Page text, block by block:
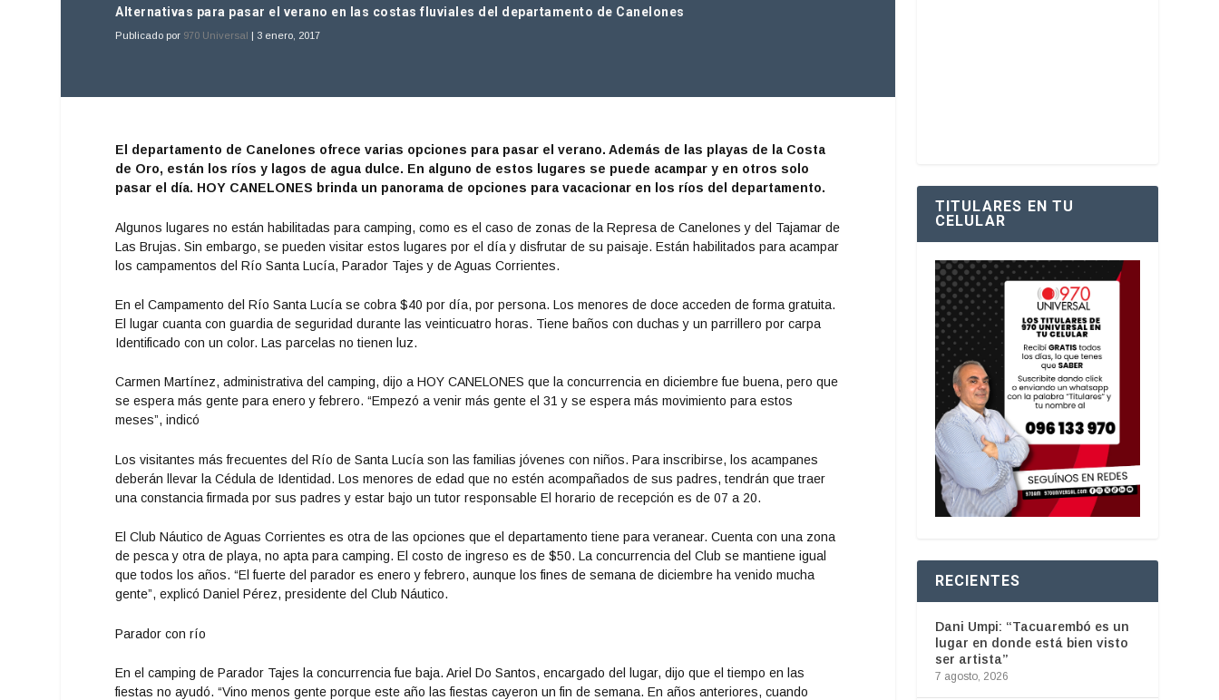
Alternativas para pasar el verano en las costas fluviales del departamento de Canelones
Publicado por 970 Universal | 3 enero, 2017
El departamento de Canelones ofrece varias opciones para pasar el verano. Además de las playas de la Costa
de Oro, están los ríos y lagos de agua dulce. En alguno de estos lugares se puede acampar y en otros solo
pasar el día. HOY CANELONES brinda un panorama de opciones para vacacionar en los ríos del departamento.
Algunos lugares no están habilitadas para camping, como es el caso de zonas de la Represa de Canelones y del Tajamar de
Las Brujas. Sin embargo, se pueden visitar estos lugares por el día y disfrutar de su paisaje. Están habilitados para acampar
los campamentos del Río Santa Lucía, Parador Tajes y de Aguas Corrientes.
En el Campamento del Río Santa Lucía se cobra $40 por día, por persona. Los menores de doce acceden de forma gratuita.
El lugar cuanta con guardia de seguridad durante las veinticuatro horas. Tiene baños con duchas y un parrillero por carpa
Identificado con un color. Las parcelas no tienen luz.
Carmen Martínez, administrativa del camping, dijo a HOY CANELONES que la concurrencia en diciembre fue buena, pero que
se espera más gente para enero y febrero. “Empezó a venir más gente el 31 y se espera más movimiento para estos
meses”, indicó
Los visitantes más frecuentes del Río de Santa Lucía son las familias jóvenes con niños. Para inscribirse, los acampanes
deberán llevar la Cédula de Identidad. Los menores de edad que no estén acompañados de sus padres, tendrán que traer
una constancia firmada por sus padres y estar bajo un tutor responsable El horario de recepción es de 07 a 20.
El Club Náutico de Aguas Corrientes es otra de las opciones que el departamento tiene para veranear. Cuenta con una zona
de pesca y otra de playa, no apta para camping. El costo de ingreso es de $50. La concurrencia del Club se mantiene igual
que todos los años. “El fuerte del parador es enero y febrero, aunque los fines de semana de diciembre ha venido mucha
gente”, explicó Daniel Pérez, presidente del Club Náutico.
Parador con río
En el camping de Parador Tajes la concurrencia fue baja. Ariel Do Santos, encargado del lugar, dijo que el tiempo en las
fiestas no ayudó. “Vino menos gente porque este año las fiestas cayeron un fin de semana. En años anteriores, cuando
TITULARES EN TU
CELULAR
RECIENTES
Dani Umpi: “Tacuarembó es un
lugar en donde está bien visto
ser artista”
7 agosto, 2026